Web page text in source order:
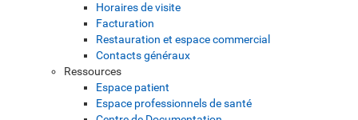
Horaires de visite
Facturation
Restauration et espace commercial
Contacts généraux
Ressources
Espace patient
Espace professionnels de santé